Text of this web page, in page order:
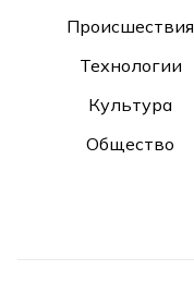
Происшествия
Технологии
Культура
Общество